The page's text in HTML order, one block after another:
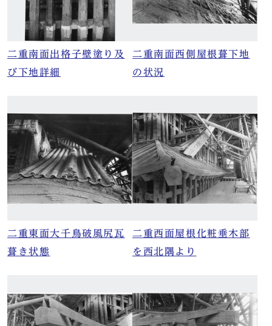
二重南面出格子壁塗り及
び下地詳細
二重南面西側屋根葺下地
の状況
二重東面大千鳥破風尻瓦
葺き状態
二重西面屋根化粧垂木部
を西北隅より